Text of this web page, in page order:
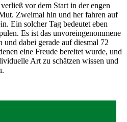
vor dem Start in der en­gen
Zweimal hin und her fahren auf
Ein solcher Tag bedeutet eben
Es ist das unvoreingenommene
dabei gerade auf diesmal 72
eine Freude berei­tet wurde, und
Art zu schätzen wissen und